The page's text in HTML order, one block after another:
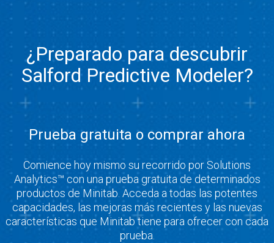
¿Preparado para descubrir
Salford Predictive Modeler?
Prueba gratuita o comprar ahora
Comience hoy mismo su recorrido por Solutions
Analytics™ con una prueba gratuita de determinados
productos de Minitab. Acceda a todas las potentes
capacidades, las mejoras más recientes y las nuevas
características que Minitab tiene para ofrecer con cada
prueba.